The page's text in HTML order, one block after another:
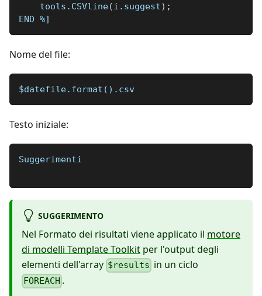
    tools
. CSVline(i . suggest) ;
END %]
Nome del file:
$datefile.format().csv
Testo iniziale:
Suggerimenti
SUGGERIMENTO
Nel Formato dei risultati viene applicato il motore
di modelli Template Toolkit per l'output degli
elementi dell'array $results in un ciclo
FOREACH .